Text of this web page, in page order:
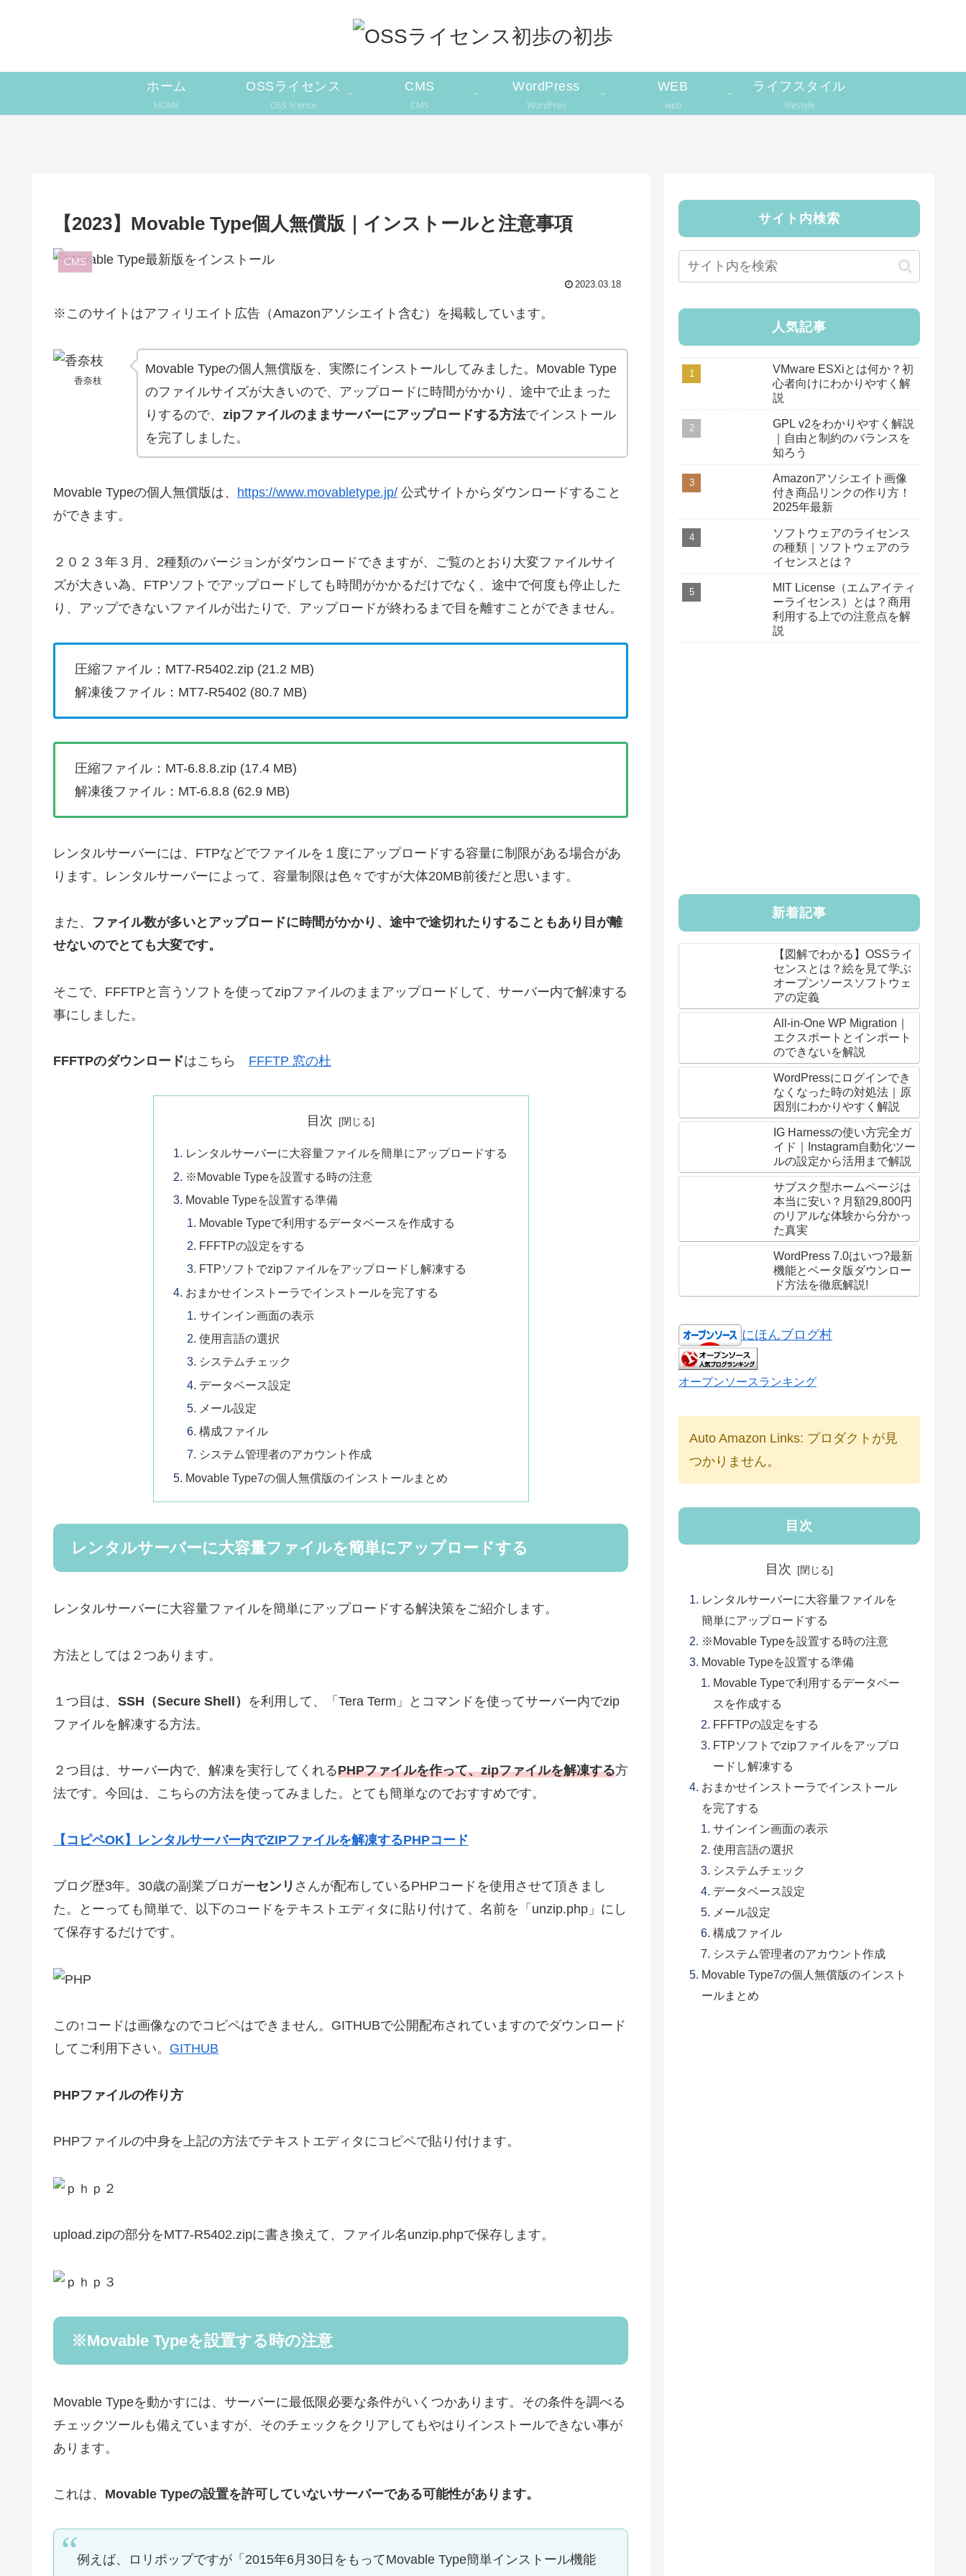
ホーム
HOME
OSSライセンス
OSS license
CMS
CMS
WordPress
WordPres
WEB
web
ライフスタイル
lifestyle
【2023】Movable Type個人無償版｜インストールと注意事項
CMS
2023.03.18
※このサイトはアフィリエイト広告（Amazonアソシエイト含む）を掲載しています。
香奈枝
Movable Typeの個人無償版を、実際にインストールしてみました。Movable Type
のファイルサイズが大きいので、アップロードに時間がかかり、途中で止まった
りするので、 zipファイルのままサーバーにアップロードする方法でインストール
を完了しました。
Movable Typeの個人無償版は、 https://www.movabletype.jp/ 公式サイトからダウンロードすること
ができます。
２０２３年３月、2種類のバージョンがダウンロードできますが、ご覧のとおり大変ファイルサイ
ズが大きい為、FTPソフトでアップロードしても時間がかかるだけでなく、途中で何度も停止した
り、アップできないファイルが出たりで、アップロードが終わるまで目を離すことができません。
圧縮ファイル：MT7-R5402.zip (21.2 MB)
解凍後ファイル：MT7-R5402 (80.7 MB)
圧縮ファイル：MT-6.8.8.zip (17.4 MB)
解凍後ファイル：MT-6.8.8 (62.9 MB)
レンタルサーバーには、FTPなどでファイルを１度にアップロードする容量に制限がある場合があ
ります。レンタルサーバーによって、容量制限は色々ですが大体20MB前後だと思います。
また、 ファイル数が多いとアップロードに時間がかかり、途中で途切れたりすることもあり目が離
せないのでとても大変です。
そこで、FFFTPと言うソフトを使ってzipファイルのままアップロードして、サーバー内で解凍する
事にしました。
FFFTPのダウンロードはこちら FFFTP 窓の杜
目次
レンタルサーバーに大容量ファイルを簡単にアップロードする
※Movable Typeを設置する時の注意
Movable Typeを設置する準備
Movable Typeで利用するデータベースを作成する
FFFTPの設定をする
FTPソフトでzipファイルをアップロードし解凍する
おまかせインストーラでインストールを完了する
サインイン画面の表示
使用言語の選択
システムチェック
データベース設定
メール設定
構成ファイル
システム管理者のアカウント作成
Movable Type7の個人無償版のインストールまとめ
レンタルサーバーに大容量ファイルを簡単にアップロードする
レンタルサーバーに大容量ファイルを簡単にアップロードする解決策をご紹介します。
方法としては２つあります。
１つ目は、 SSH（Secure Shell） を利用して、「Tera Term」とコマンドを使ってサーバー内でzip
ファイルを解凍する方法。
２つ目は、サーバー内で、解凍を実行してくれるPHPファイルを作って、zipファイルを解凍する方
法です。今回は、こちらの方法を使ってみました。とても簡単なのでおすすめです。
【コピペOK】レンタルサーバー内でZIPファイルを解凍するPHPコード
ブログ歴3年。30歳の副業ブロガーセンリ さんが配布しているPHPコードを使用させて頂きまし
た。とーっても簡単で、以下のコードをテキストエディタに貼り付けて、名前を「unzip.php」にし
て保存するだけです。
この↑コードは画像なのでコピペはできません。 GITHUBで公開配布されていますのでダウンロード
してご利用下さい。 GITHUB
PHPファイルの作り方
PHPファイルの中身を上記の方法でテキストエディタにコピペで貼り付けます。
upload.zipの部分をMT7-R5402.zipに書き換えて、ファイル名unzip.phpで保存します。
※Movable Typeを設置する時の注意
Movable Typeを動かすには、サーバーに最低限必要な条件がいくつかあります。その条件を調べる
チェックツールも備えていますが、そのチェックをクリアしてもやはりインストールできない事が
あります。
これは、 Movable Typeの設置を許可していないサーバーである可能性があります。
例えば、ロリポップですが「2015年6月30日をもってMovable Type簡単インストール機能
サイト内検索
人気記事
VMware ESXiとは何か？初
心者向けにわかりやすく解
説
GPL v2をわかりやすく解説
｜自由と制約のバランスを
知ろう
Amazonアソシエイト画像
付き商品リンクの作り方！
2025年最新
ソフトウェアのライセンス
の種類｜ソフトウェアのラ
イセンスとは？
MIT License（エムアイティ
ーライセンス）とは？商用
利用する上での注意点を解
説
新着記事
【図解でわかる】OSSライ
センスとは？絵を見て学ぶ
オープンソースソフトウェ
アの定義
All-in-One WP Migration｜
エクスポートとインポート
のできないを解説
WordPressにログインでき
なくなった時の対処法｜原
因別にわかりやすく解説
IG Harnessの使い方完全ガ
イド｜Instagram自動化ツー
ルの設定から活用まで解説
サブスク型ホームページは
本当に安い？月額29,800円
のリアルな体験から分かっ
た真実
WordPress 7.0はいつ?最新
機能とベータ版ダウンロー
ド方法を徹底解説!
にほんブログ村
オープンソースランキング
Auto Amazon Links: プロダクトが見
つかりません。
目次
目次
レンタルサーバーに大容量ファイルを
簡単にアップロードする
※Movable Typeを設置する時の注意
Movable Typeを設置する準備
Movable Typeで利用するデータベー
スを作成する
FFFTPの設定をする
FTPソフトでzipファイルをアップロ
ードし解凍する
おまかせインストーラでインストール
を完了する
サインイン画面の表示
使用言語の選択
システムチェック
データベース設定
メール設定
構成ファイル
システム管理者のアカウント作成
Movable Type7の個人無償版のインスト
ールまとめ